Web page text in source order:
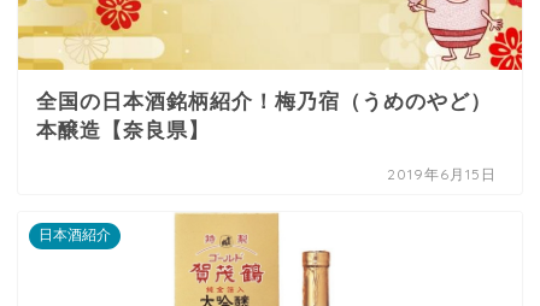
全国の日本酒銘柄紹介！梅乃宿（うめのやど）
本醸造【奈良県】
2019年6月15日
日本酒紹介